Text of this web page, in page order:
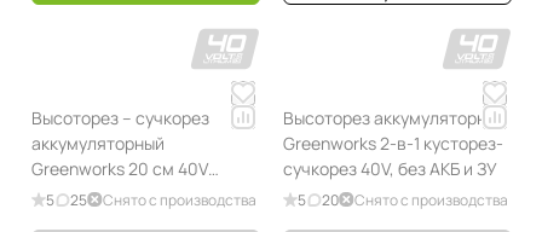
Высоторез – cучкорез
аккумуляторный
Greenworks 20 см 40V
G40PS20
5 25 Снято с производства
Высоторез аккумуляторный
Greenworks 2-в-1 кусторез-
сучкорез 40V, без АКБ и ЗУ
5 20 Снято с производства